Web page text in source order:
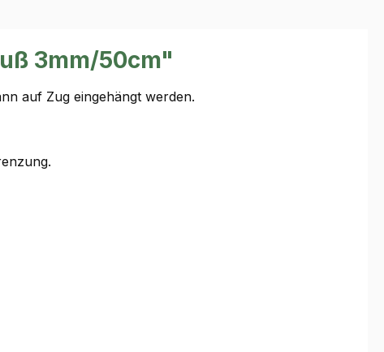
3mm/50cm"
auf Zug eingehängt werden.